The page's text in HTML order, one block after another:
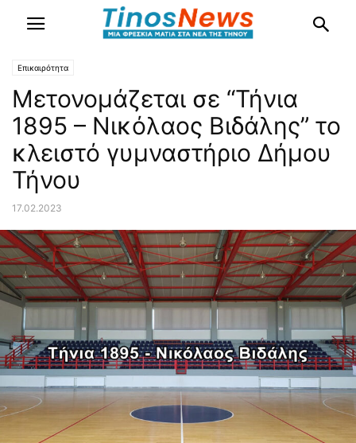
Επικαιρότητα
Μετονομάζεται σε “Τήνια
1895 – Νικόλαος Βιδάλης” το
κλειστό γυμναστήριο Δήμου
Τήνου
17.02.2023